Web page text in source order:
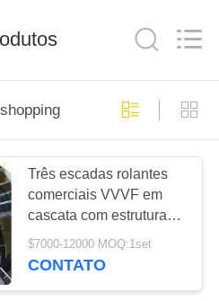
186
118
Três escadas rolantes
comerciais VVVF em
cascata com estrutura
de aço inoxidável 304 e
velocidade de 0,5 m/s
$7000-12000 MOQ:1set
CONTATO